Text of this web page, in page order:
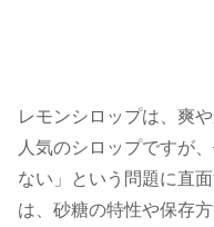
レモンシロップは、爽
人気のシロップですが
ない」という問題に直
は、砂糖の特性や保存